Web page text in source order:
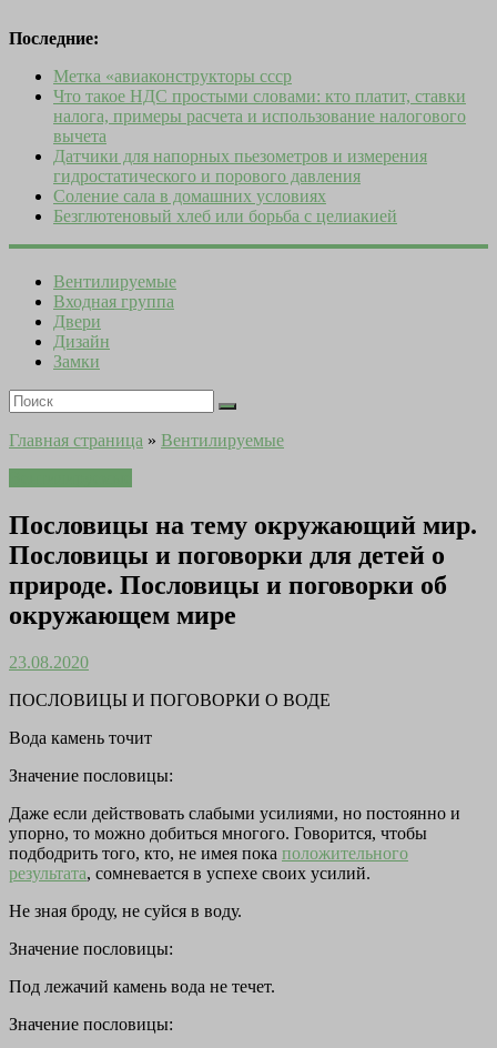
Последние:
Метка «авиаконструкторы ссср
Что такое НДС простыми словами: кто платит, ставки
налога, примеры расчета и использование налогового
вычета
Датчики для напорных пьезометров и измерения
гидростатического и порового давления
Соление сала в домашних условиях
Безглютеновый хлеб или борьба с целиакией
Вентилируемые
Входная группа
Двери
Дизайн
Замки
Главная страница » Вентилируемые
Пословицы на тему окружающий мир.
Пословицы и поговорки для детей о
природе. Пословицы и поговорки об
окружающем мире
23.08.2020
ПОСЛОВИЦЫ И ПОГОВОРКИ О ВОДЕ
Вода камень точит
Значение пословицы:
Даже если действовать слабыми усилиями, но постоянно и
упорно, то можно добиться многого. Говорится, чтобы
подбодрить того, кто, не имея пока положительного
результата, сомневается в успехе своих усилий.
Не зная броду, не суйся в воду.
Значение пословицы:
Под лежачий камень вода не течет.
Значение пословицы: